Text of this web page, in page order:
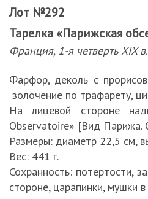
Лот №292
Тарелка «Парижская
Франция, 1-я четверть XIX в.
Фарфор, деколь с
золочение по трафарету,
На лицевой стороне
Observatoire» [Вид Парижа.
Размеры: диаметр 22,5 см,
Вес: 441 г.
Сохранность: потертости,
стороне, царапинки, мушки в